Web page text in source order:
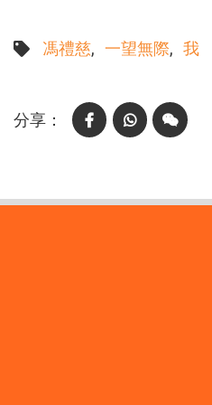
馮禮慈 一望無際 我
FacebookWhatsAppWeChat